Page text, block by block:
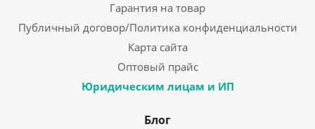
Гарантия на товар
Публичный договор/Политика конфиденциальности
Карта сайта
Оптовый прайс
Юридическим лицам и ИП
Блог